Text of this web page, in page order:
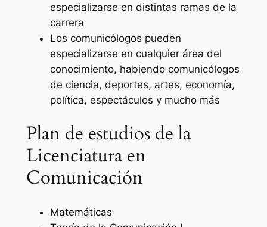
especializarse en distintas ramas de la
carrera
Los comunicólogos pueden
especializarse en cualquier área del
conocimiento, habiendo comunicólogos
de ciencia, deportes, artes, economía,
política, espectáculos y mucho más
Plan de estudios de la
Licenciatura en
Comunicación
Matemáticas